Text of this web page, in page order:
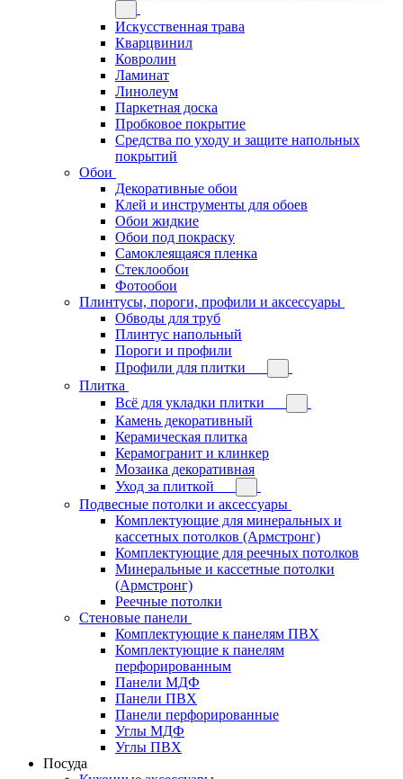
Искусственная трава
Кварцвинил
Ковролин
Ламинат
Линолеум
Паркетная доска
Пробковое покрытие
Средства по уходу и защите напольных
покрытий
Обои
Декоративные обои
Клей и инструменты для обоев
Обои жидкие
Обои под покраску
Самоклеящаяся пленка
Стеклообои
Фотообои
Плинтусы, пороги, профили и аксессуары
Обводы для труб
Плинтус напольный
Пороги и профили
Профили для плитки
Плитка
Всё для укладки плитки
Камень декоративный
Керамическая плитка
Керамогранит и клинкер
Мозаика декоративная
Уход за плиткой
Подвесные потолки и аксессуары
Комплектующие для минеральных и
кассетных потолков (Армстронг)
Комплектующие для реечных потолков
Минеральные и кассетные потолки
(Армстронг)
Реечные потолки
Стеновые панели
Комплектующие к панелям ПВХ
Комплектующие к панелям
перфорированным
Панели МДФ
Панели ПВХ
Панели перфорированные
Углы МДФ
Углы ПВХ
Посуда